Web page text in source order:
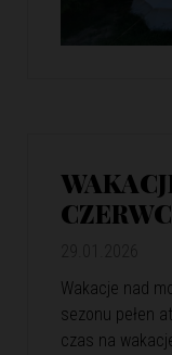
Wakacje nad
sezonu pełen
czas na